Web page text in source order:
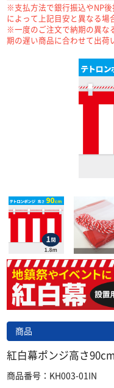
※支払方法で銀行振込やNP
によって上記目安と異なる場
※一度のご注文で納期の異な
期の遅い商品に合わせて出荷
商品
紅白幕ポンジ高さ
商品番号：KH003-01IN